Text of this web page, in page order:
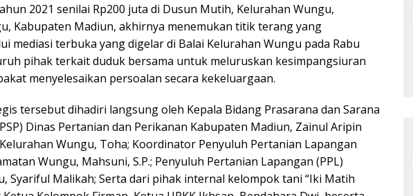
2021 senilai Rp200 juta di Dusun Mutih, Kelurahan Wungu,
Kabupaten Madiun, akhirnya menemukan titik terang yang
mediasi terbuka yang digelar di Balai Kelurahan Wungu pada Rabu
pihak terkait duduk bersama untuk meluruskan kesimpangsiuran
menyelesaikan persoalan secara kekeluargaan.
tersebut dihadiri langsung oleh Kepala Bidang Prasarana dan Sarana
Dinas Pertanian dan Perikanan Kabupaten Madiun, Zainul Aripin
Kelurahan Wungu, Toha; Koordinator Penyuluh Pertanian Lapangan
Wungu, Mahsuni, S.P.; Penyuluh Pertanian Lapangan (PPL)
Syariful Malikah; Serta dari pihak internal kelompok tani “Iki Matih